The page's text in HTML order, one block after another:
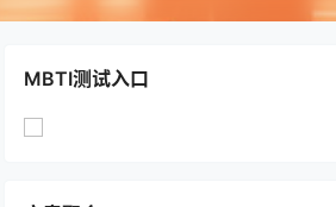
MBTI测试入口